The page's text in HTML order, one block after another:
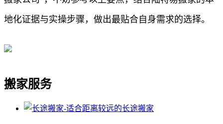
地化证据与实操步骤，做出最贴合自身需求的选择。
搬家服务